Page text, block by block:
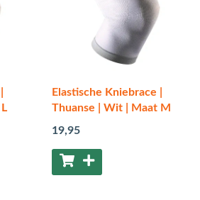
Elastische Kniebrace |
Thuanse | Wit | Maat M
19,95